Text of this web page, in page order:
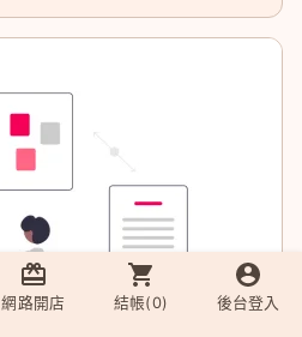
網路開店 結帳(0) 後台登入